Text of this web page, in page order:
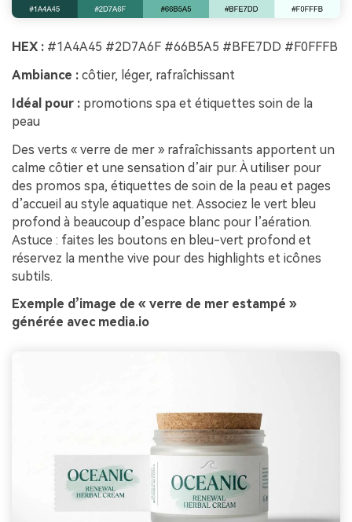
HEX : #1A4A45 #2D7A6F #66B5A5 #BFE7DD #F0FFFB
Ambiance : côtier, léger, rafraîchissant
Idéal pour : promotions spa et étiquettes soin de la
peau
Des verts « verre de mer » rafraîchissants apportent un
calme côtier et une sensation d’air pur. À utiliser pour
des promos spa, étiquettes de soin de la peau et pages
d’accueil au style aquatique net. Associez le vert bleu
profond à beaucoup d’espace blanc pour l’aération.
Astuce : faites les boutons en bleu-vert profond et
réservez la menthe vive pour des highlights et icônes
subtils.
Exemple d’image de « verre de mer estampé »
générée avec media.io